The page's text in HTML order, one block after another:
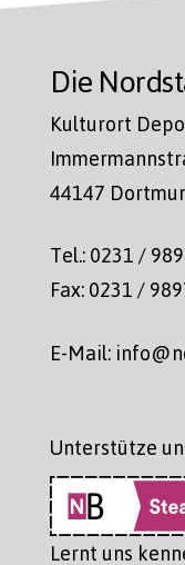
Die
Kulturort
44147
Tel.: 0231 /
Fax: 0231 /
E-Mail:
Unterstütze
Lernt uns